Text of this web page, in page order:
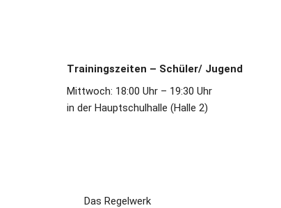
Trainingszeiten – Schüler/ Jugend
Mittwoch: 18:00 Uhr – 19:30 Uhr
in der Hauptschulhalle (Halle 2)
Das Regelwerk